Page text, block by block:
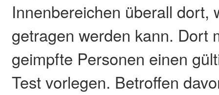
Innenbereichen überall dort,
getragen werden kann. Dort
geimpfte Personen einen
Test vorlegen. Betroffen